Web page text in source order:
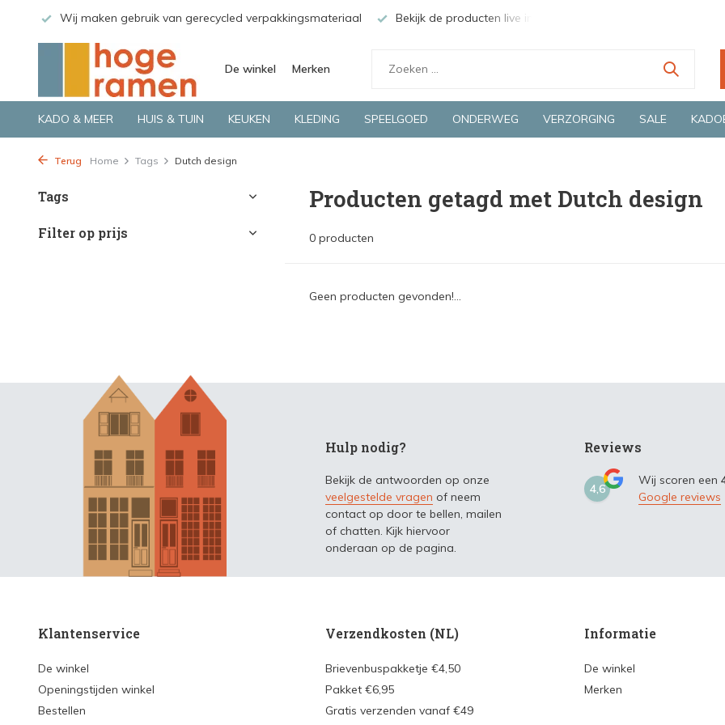
Wij maken gebruik van gerecycled verpakkingsmateriaal Bekijk de producten live in onze winkel in Deventer
De winkel Merken
KADO & MEER HUIS & TUIN KEUKEN KLEDING SPEELGOED ONDERWEG VERZORGING SALE
Terug Home Tags Dutch design
Tags
Filter op prijs
Producten getagd met Dutch design
0 producten
Geen producten gevonden!...
Hulp nodig?
Bekijk de antwoorden op onze
veelgestelde vragen of neem
contact op door te bellen, mailen
of chatten. Kijk hiervoor
onderaan op de pagina.
Reviews
4,6
Wij scoren een
Google reviews
Klantenservice
De winkel
Openingstijden winkel
Bestellen
Verzendkosten (NL)
Brievenbuspakketje €4,50
Pakket €6,95
Gratis verzenden vanaf €49
Informatie
De winkel
Merken